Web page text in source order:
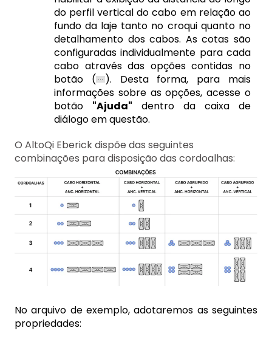
do perfil vertical do cabo em relação ao
fundo da laje tanto no croqui quanto no
detalhamento dos cabos. As cotas são
configuradas individualmente para cada
cabo através das opções contidas no
botão (
). Desta forma, para mais
informações sobre as opções, acesse o
botão "Ajuda" dentro da caixa de
diálogo em questão.
O AltoQi Eberick dispõe das seguintes
combinações para disposição das cordoalhas:
No arquivo de exemplo, adotaremos as seguintes
propriedades: